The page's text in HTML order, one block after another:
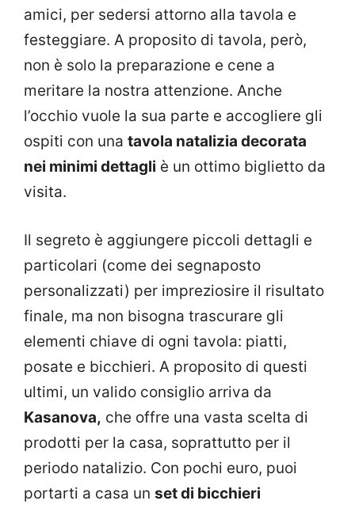
amici, per sedersi attorno alla tavola e
festeggiare. A proposito di tavola, però,
non è solo la preparazione e cene a
meritare la nostra attenzione. Anche
l’occhio vuole la sua parte e accogliere gli
ospiti con una tavola natalizia decorata
nei minimi dettagli è un ottimo biglietto da
visita.
Il segreto è aggiungere piccoli dettagli e
particolari (come dei segnaposto
personalizzati) per impreziosire il risultato
finale, ma non bisogna trascurare gli
elementi chiave di ogni tavola: piatti,
posate e bicchieri. A proposito di questi
ultimi, un valido consiglio arriva da
Kasanova, che offre una vasta scelta di
prodotti per la casa, soprattutto per il
periodo natalizio. Con pochi euro, puoi
portarti a casa un set di bicchieri